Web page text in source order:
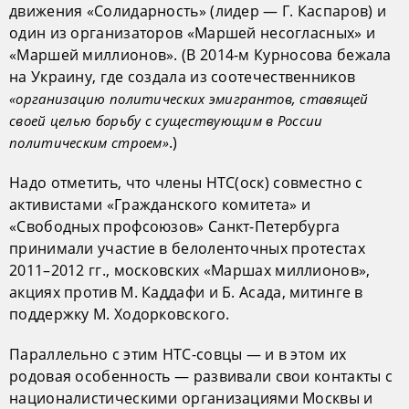
движения «Солидарность» (лидер — Г. Каспаров) и
один из организаторов «Маршей несогласных» и
«Маршей миллионов». (В 2014-м Курносова бежала
на Украину, где создала из соотечественников
«организацию политических эмигрантов, ставящей
своей целью борьбу с существующим в России
политическим строем».)
Надо отметить, что члены НТС(оск) совместно с
активистами «Гражданского комитета» и
«Свободных профсоюзов» Санкт-Петербурга
принимали участие в белоленточных протестах
2011–2012 гг., московских «Маршах миллионов»,
акциях против М. Каддафи и Б. Асада, митинге в
поддержку М. Ходорковского.
Параллельно с этим НТС-совцы — и в этом их
родовая особенность — развивали свои контакты с
националистическими организациями Москвы и